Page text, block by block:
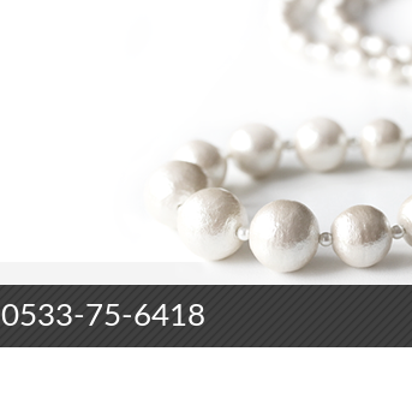
0533-75-6418